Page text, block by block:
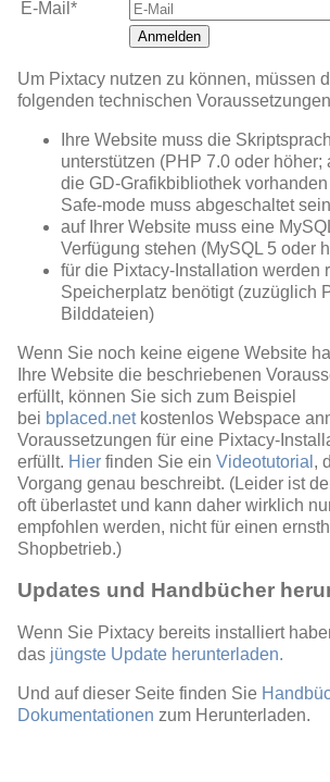
E-Mail*
Anmelden
Um Pixtacy nutzen zu können, müssen
folgenden technischen
Ihre Website muss die
unterstützen (PHP 7.0 oder höher;
die GD-Grafikbibliothek
Safe-mode muss abgeschaltet
auf Ihrer Website muss eine
Verfügung stehen (MySQL 5 oder
für die Pixtacy-Installation werden
Speicherplatz benötigt (zuzüglich
Bilddateien)
Wenn Sie noch keine eigene Website
Ihre Website die beschriebenen
erfüllt, können Sie sich zum Beispiel
bei bplaced.netkostenlos Webspace
Voraussetzungen für eine Pixtacy-
erfüllt. Hier finden Sie ein Videotutorial ,
Vorgang genau beschreibt. (Leider ist
oft überlastet und kann daher wirklich
empfohlen werden, nicht für einen
Shopbetrieb.)
Updates und Handbücher
Wenn Sie Pixtacy bereits installiert
das jüngste Update herunterladen.
Und auf dieser Seite finden Sie
Dokumentationen zum Herunterladen.